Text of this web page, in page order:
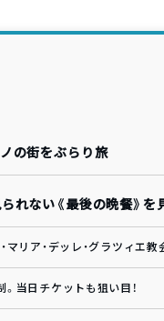
の街をぶらり旅
れない《最後の晩餐》を
マリア・デッレ・グラツィエ教
当日チケットも狙い目！